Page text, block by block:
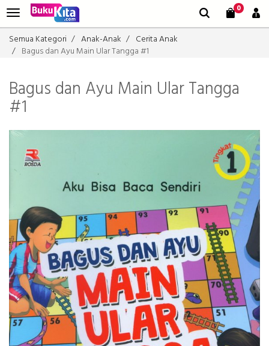
0
Semua Kategori Anak-Anak
Cerita Anak
Bagus dan Ayu Main Ular Tangga #1
Bagus dan Ayu Main Ular Tangga
#1